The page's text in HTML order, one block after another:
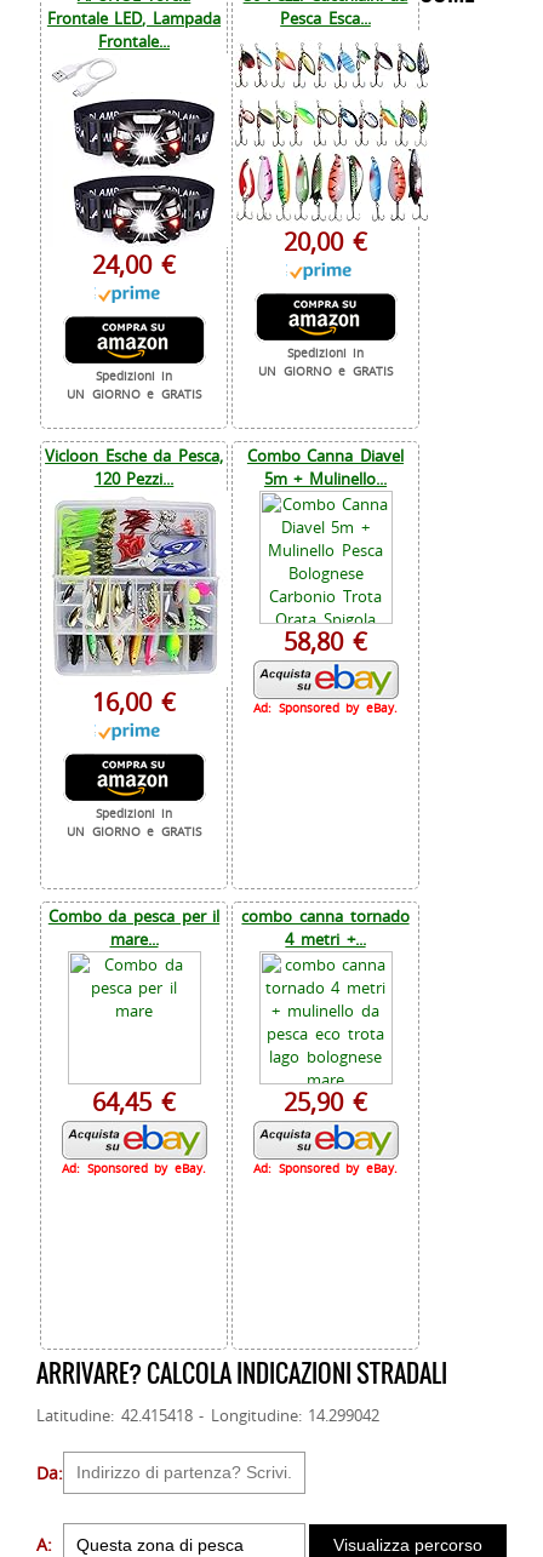
Frontale LED, Lampada
Frontale...
24,00 €
Spedizioni in
UN GIORNO e GRATIS
Pesca Esca...
20,00 €
Spedizioni in
UN GIORNO e GRATIS
Vicloon Esche da Pesca,
120 Pezzi...
16,00 €
Spedizioni in
UN GIORNO e GRATIS
Combo Canna Diavel
5m + Mulinello...
58,80 €
Ad: Sponsored by eBay.
Combo da pesca per il
mare...
64,45 €
Ad: Sponsored by eBay.
combo canna tornado
4 metri +...
25,90 €
Ad: Sponsored by eBay.
ARRIVARE? CALCOLA INDICAZIONI STRADALI
Latitudine: 42.415418 - Longitudine: 14.299042
Da:
A: